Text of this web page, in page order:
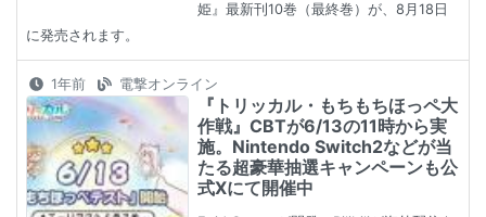
姫』最新刊10巻（最終巻）が、8月18日
に発売されます。
1年前 電撃オンライン
『トリッカル・もちもちほっペ大
作戦』CBTが6/13の11時から実
施。Nintendo Switch2などが当
たる超豪華抽選キャンペーンも公
式Xにて開催中